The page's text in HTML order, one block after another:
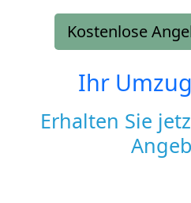
Kostenlose
Ihr
Erhalten Sie